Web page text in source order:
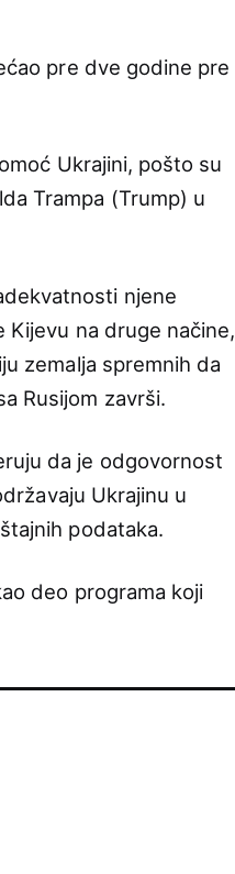
pre dve godine pre
Ukrajini, pošto su
Trampa (Trump) u
njene
Kijevu na druge načine,
zemalja spremnih da
Rusijom završi.
da je odgovornost
Ukrajinu u
podataka.
deo programa koji